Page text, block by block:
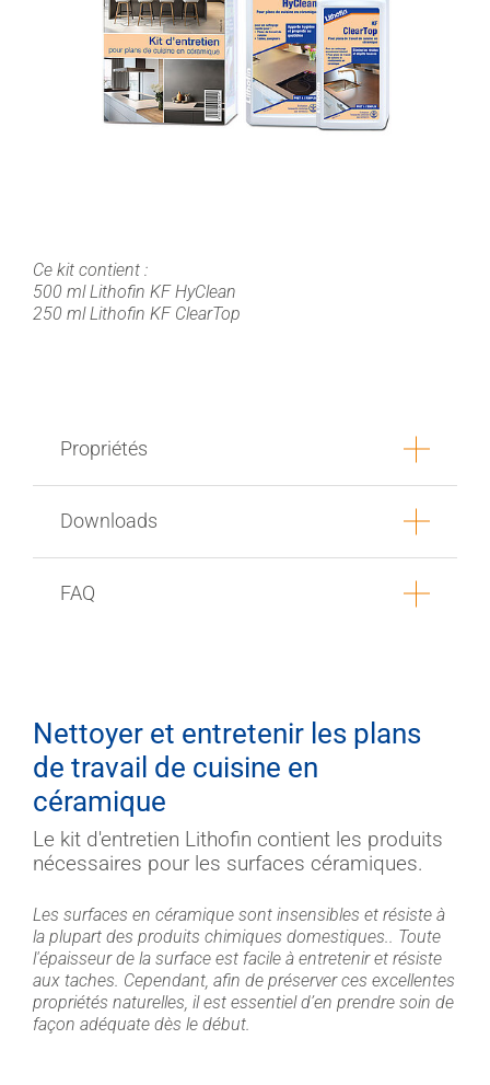
Ce kit contient :
500 ml Lithofin KF HyClean
250 ml Lithofin KF ClearTop
Propriétés
Downloads
FAQ
Nettoyer et entretenir les plans
de travail de cuisine en
céramique
Le kit d'entretien Lithofin contient les produits
nécessaires pour les surfaces céramiques.
Les surfaces en céramique sont insensibles et résiste à
la plupart des produits chimiques domestiques.. Toute
l'épaisseur de la surface est facile à entretenir et résiste
aux taches. Cependant, afin de préserver ces excellentes
propriétés naturelles, il est essentiel d’en prendre soin de
façon adéquate dès le début.